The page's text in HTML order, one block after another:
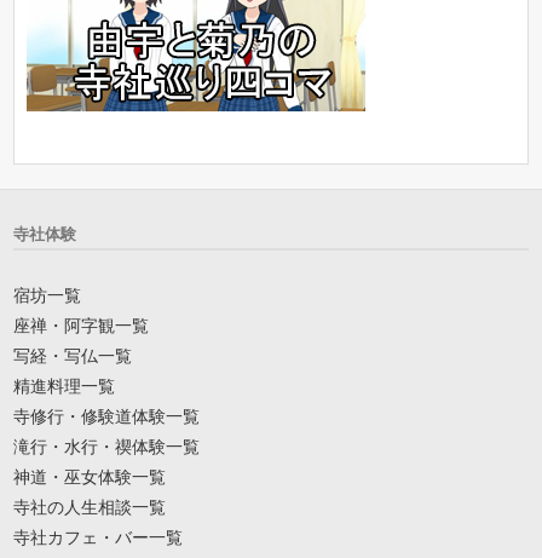
寺社体験
宿坊一覧
座禅・阿字観一覧
写経・写仏一覧
精進料理一覧
寺修行・修験道体験一覧
滝行・水行・禊体験一覧
神道・巫女体験一覧
寺社の人生相談一覧
寺社カフェ・バー一覧